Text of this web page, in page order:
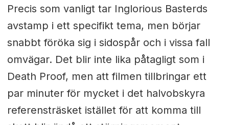
Precis som vanligt tar Inglorious Basterds
avstamp i ett specifikt tema, men börjar
snabbt föröka sig i sidospår och i vissa fall
omvägar. Det blir inte lika påtagligt som i
Death Proof, men att filmen tillbringar ett
par minuter för mycket i det halvobskyra
referensträsket istället för att komma till